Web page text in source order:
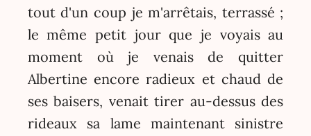
tout d'un coup je m'arrêtais, terrassé ;
le même petit jour que je voyais au
moment où je venais de quitter
Albertine encore radieux et chaud de
ses baisers, venait tirer au-dessus des
rideaux sa lame maintenant sinistre